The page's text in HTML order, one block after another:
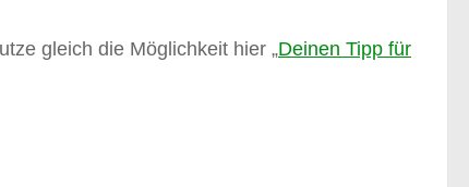
gleich die Möglichkeit hier „Deinen Tipp für